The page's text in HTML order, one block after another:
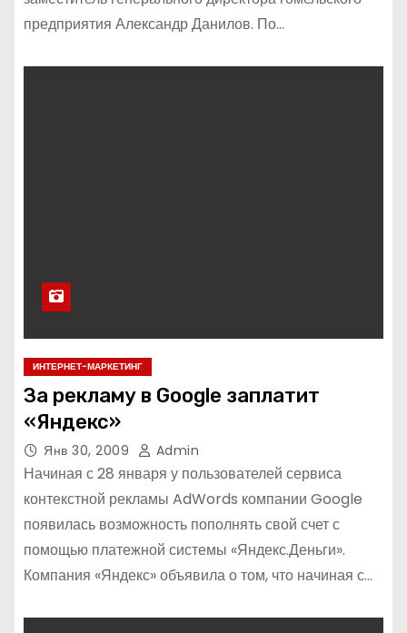
предприятия Александр Данилов. По…
ИНТЕРНЕТ-МАРКЕТИНГ
За рекламу в Google заплатит
«Яндекс»
Янв 30, 2009 Admin
Начиная с 28 января у пользователей сервиса
контекстной рекламы AdWords компании Google
появилась возможность пополнять свой счет с
помощью платежной системы «Яндекс.Деньги».
Компания «Яндекс» объявила о том, что начиная с…